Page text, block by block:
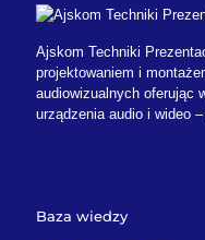
Ajskom Techniki
projektowaniem i
audiowizualnych oferując
urządzenia audio i wideo
Baza wiedzy